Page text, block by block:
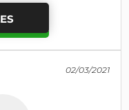
02/03/2021